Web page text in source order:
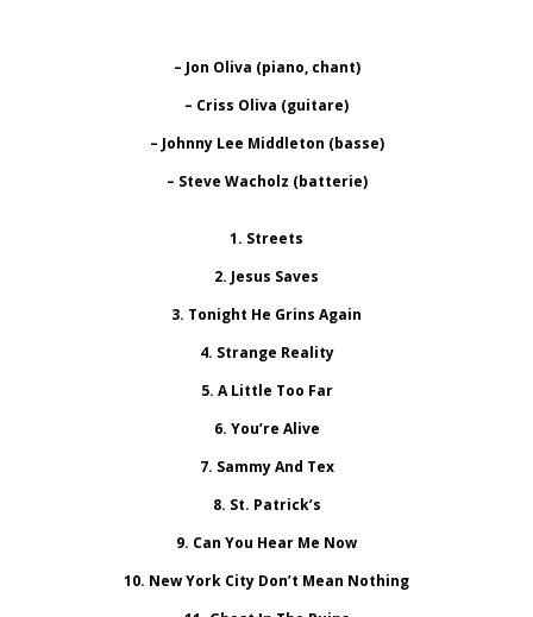
– Jon Oliva (piano, chant)
– Criss Oliva (guitare)
– Johnny Lee Middleton (basse)
– Steve Wacholz (batterie)
1. Streets
2. Jesus Saves
3. Tonight He Grins Again
4. Strange Reality
5. A Little Too Far
6. You’re Alive
7. Sammy And Tex
8. St. Patrick’s
9. Can You Hear Me Now
10. New York City Don’t Mean Nothing